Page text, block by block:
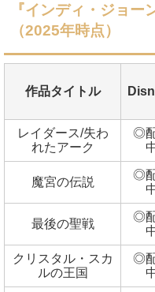
『インディ・ジョ
（2025年時点）
作品タイトル
レイダース/失わ
れたアーク
◎
魔宮の伝説
◎
最後の聖戦
◎
クリスタル・スカ
ルの王国
◎